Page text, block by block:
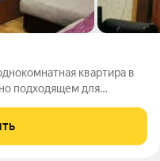
квартира в
подходящем для
и отличную